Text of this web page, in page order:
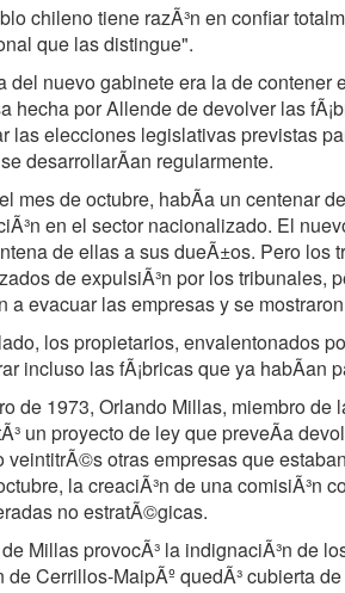
chileno tiene razÃ³n en confiar
que las distingue".
del nuevo gabinete era la de
hecha por Allende de devolver las
las elecciones legislativas previstas
desarrollarÃan regularmente.
mes de octubre, habÃa un centenar
en el sector nacionalizado. El
de ellas a sus dueÃ±os. Pero los
de expulsiÃ³n por los tribunales,
a evacuar las empresas y se
los propietarios, envalentonados
incluso las fÃ¡bricas que ya habÃan
de 1973, Orlando Millas, miembro
un proyecto de ley que preveÃa
veintitrÃ©s otras empresas que
la creaciÃ³n de una comisiÃ³n
no estratÃ©gicas.
Millas provocÃ³ la indignaciÃ³n de
de Cerrillos-MaipÃº quedÃ³ cubierta